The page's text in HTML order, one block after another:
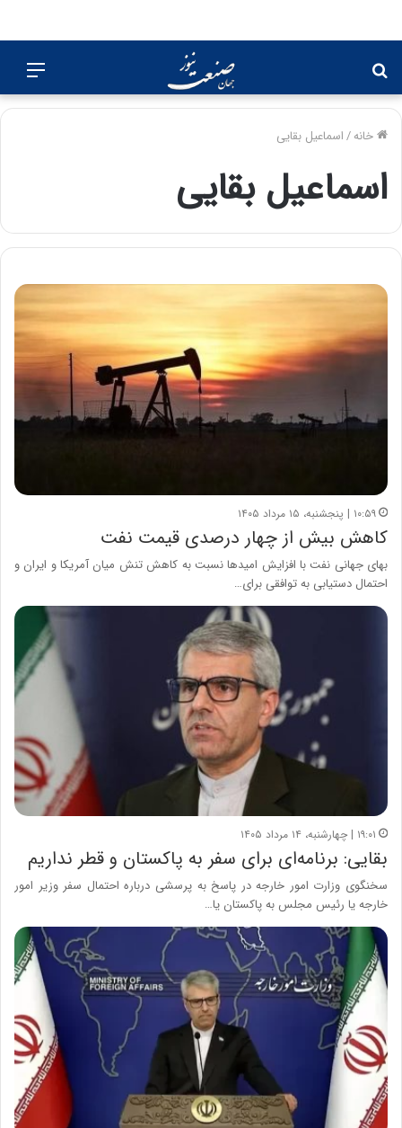
برای
خانه/اسماعیل بقایی
اسماعیل بقایی
۱۰:۵۹ | پنجشنبه، ۱۵ مرداد ۱۴۰۵
کاهش بیش از چهار درصدی قیمت نفت
بهای جهانی نفت با افزایش امیدها نسبت به کاهش تنش میان آمریکا و ایران و
احتمال دستیابی به توافقی برای…
۱۹:۰۱ | چهارشنبه، ۱۴ مرداد ۱۴۰۵
بقایی: برنامه‌ای برای سفر به پاکستان و قطر نداریم
سخنگوی وزارت امور خارجه در پاسخ به پرسشی درباره احتمال سفر وزیر امور
خارجه یا رئیس مجلس به پاکستان یا…